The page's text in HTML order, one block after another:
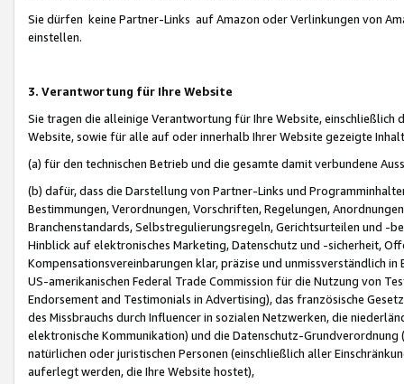
Sie dürfen keine Partner-Links auf Amazon oder Verlinkungen von
einstellen.
3. Verantwortung für Ihre Website
Sie tragen die alleinige Verantwortung für Ihre Website,
Website, sowie für alle auf oder innerhalb Ihrer Website gezeigte
(a) für den technischen Betrieb und die gesamte damit verbundene
(b) dafür, dass die Darstellung von Partner-Links und
Bestimmungen, Verordnungen, Vorschriften, Regelungen,
Branchenstandards, Selbstregulierungsregeln, Gerichtsurteilen und -
Hinblick auf elektronisches Marketing, Datenschutz und -sicherheit,
Kompensationsvereinbarungen klar, präzise und unmissverständlich
US-amerikanischen Federal Trade Commission für die Nutzung von
Endorsement and Testimonials in Advertising), das französische
des Missbrauchs durch Influencer in sozialen Netzwerken, die
elektronische Kommunikation) und die Datenschutz-
natürlichen oder juristischen Personen (einschließlich aller
auferlegt werden, die Ihre Website hostet),